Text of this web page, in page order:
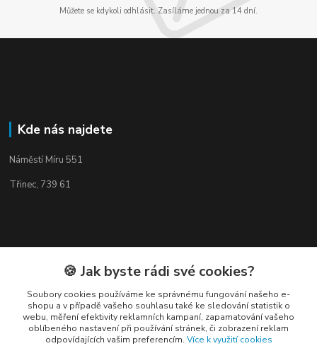
Můžete se kdykoli odhlásit. Zasíláme jednou za 14 dní.
Kde nás najdete
Náměstí Míru 551
Třinec, 739 61
🍪 Jak byste rádi své cookies?
Soubory cookies používáme ke správnému fungování našeho e-
shopu a v případě vašeho souhlasu také ke sledování statistik o
webu, měření efektivity reklamních kampaní, zapamatování vašeho
oblíbeného nastavení při používání stránek, či zobrazení reklam
odpovídajících vašim preferencím. Více k využití cookies